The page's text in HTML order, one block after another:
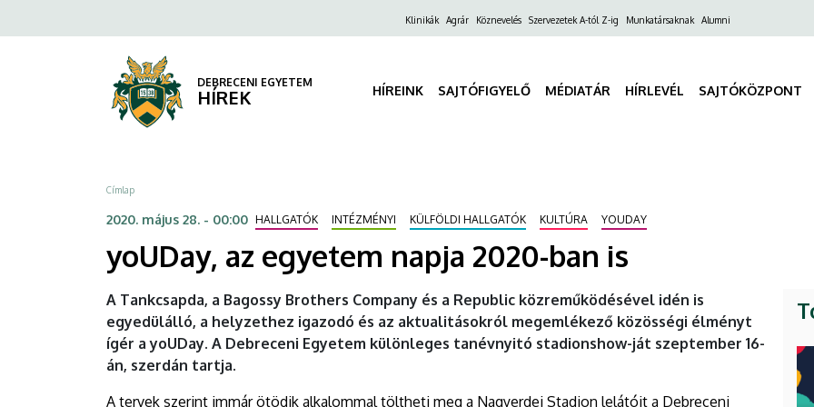
egyetem
DEBRECENI
EGYETEM
a
FelsőKlinikák Agrár Köznevelés Szervezetek A-tól Z-ig Munkatársaknak Alumni
DEBRECENI EGYETEM
HÍREK HÍREINK SAJTÓFIGYELŐ MÉDIATÁR HÍRLEVÉL SAJTÓKÖZPONT
Morzsa
Címlap
2020. május 28. - 00:00 HALLGATÓK INTÉZMÉNYI KÜLFÖLDI HALLGATÓK KULTÚRA YOUDAY
yoUDay, az egyetem napja 2020-ban is
A Tankcsapda, a Bagossy Brothers Company és a Republic közreműködésével idén is
egyedülálló, a helyzethez igazodó és az aktualitásokról megemlékező közösségi élményt
ígér a yoUDay. A Debreceni Egyetem különleges tanévnyitó stadionshow-ját szeptember 16-
án, szerdán tartja.
A tervek szerint immár ötödik alkalommal töltheti meg a Nagyerdei Stadion lelátóit a Debreceni